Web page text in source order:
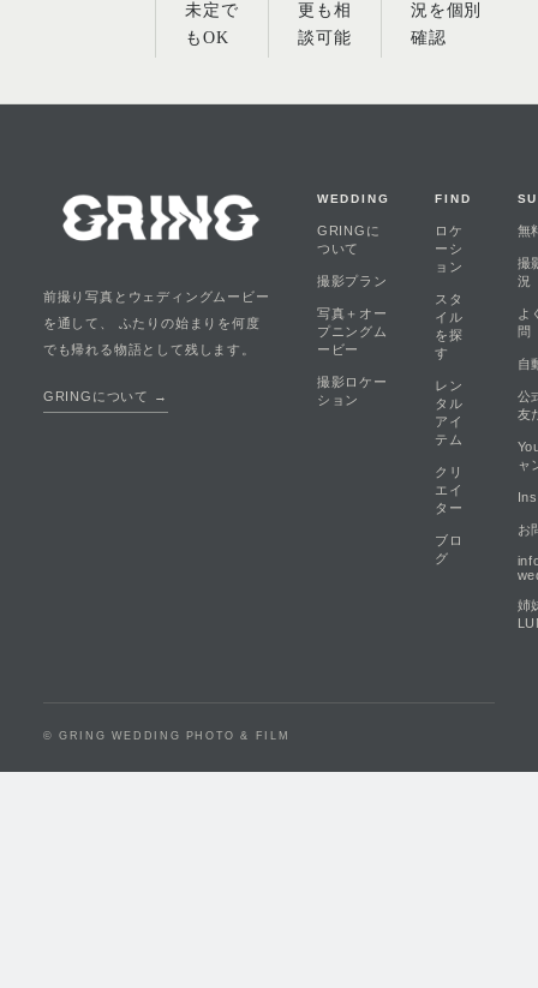
未定で
もOK
更も相
談可能
況を個別
確認
前撮り写真とウェディングムービー
を通して、 ふたりの始まりを何度
でも帰れる物語として残します。
GRINGについて →
WEDDING
GRINGに
ついて
撮影プラン
写真＋オー
プニングム
ービー
撮影ロケー
ション
FIND
ロケ
ーシ
ョン
スタ
イル
を探
す
レン
タル
アイ
テム
クリ
エイ
ター
ブロ
グ
無
撮
況
よ
問
自
公
友
ャ
お
姉
© GRING WEDDING PHOTO & FILM